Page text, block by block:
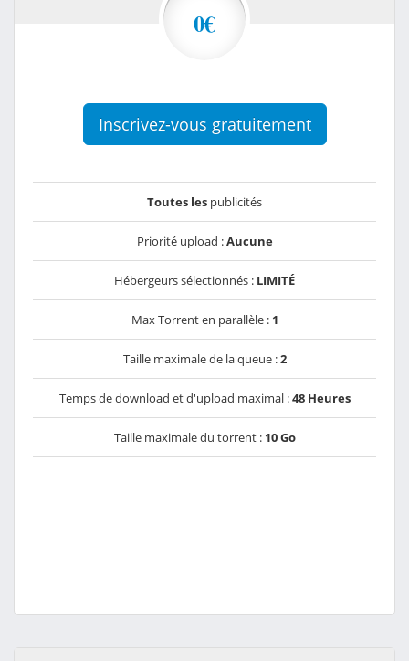
0€
Inscrivez-vous gratuitement
Toutes les publicités
Priorité upload :Aucune
Hébergeurs sélectionnés : LIMITÉ
Max Torrent en parallèle : 1
Taille maximale de la queue :2
Temps de download et d'upload maximal :48 Heures
Taille maximale du torrent : 10 Go